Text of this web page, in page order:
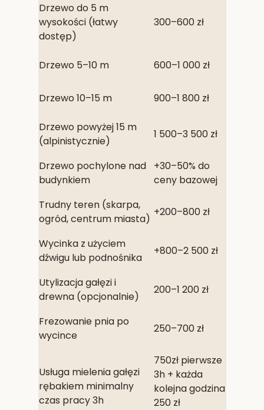
Drzewo do 5 m
wysokości (łatwy
dostęp)
300–600 zł
Drzewo 5–10 m 600–1 000 zł
Drzewo 10–15 m 900–1 800 zł
Drzewo powyżej 15 m
(alpinistycznie)
1 500–3 500 zł
Drzewo pochylone nad
budynkiem
+30–50% do
ceny bazowej
Trudny teren (skarpa,
ogród, centrum miasta)
+200–800 zł
Wycinka z użyciem
dźwigu lub podnośnika
+800–2 500 zł
Utylizacja gałęzi i
drewna (opcjonalnie)
200–1 200 zł
Frezowanie pnia po
wycince
250–700 zł
Usługa mielenia gałęzi
rębakiem minimalny
czas pracy 3h
750zł pierwsze
3h + każda
kolejna godzina
250 zł